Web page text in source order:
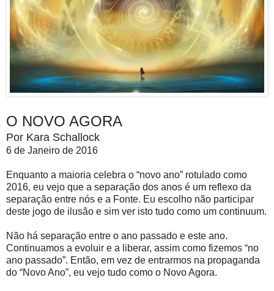
O NOVO AGORA
Por Kara Schallock
6 de Janeiro de 2016
Enquanto a maioria celebra o “novo ano” rotulado como
2016, eu vejo que a separação dos anos é um reflexo da
separação entre nós e a Fonte. Eu escolho não participar
deste jogo de ilusão e sim ver isto tudo como um continuum.
Não há separação entre o ano passado e este ano.
Continuamos a evoluir e a liberar, assim como fizemos “no
ano passado”. Então, em vez de entrarmos na propaganda
do “Novo Ano”, eu vejo tudo como o Novo Agora.